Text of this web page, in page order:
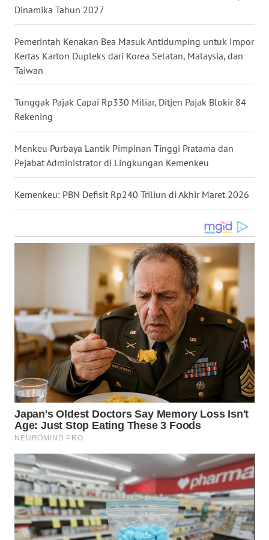
Dinamika Tahun 2027
Pemerintah Kenakan Bea Masuk Antidumping untuk Impor
Kertas Karton Dupleks dari Korea Selatan, Malaysia, dan
Taiwan
Tunggak Pajak Capai Rp330 Miliar, Ditjen Pajak Blokir 84
Rekening
Menkeu Purbaya Lantik Pimpinan Tinggi Pratama dan
Pejabat Administrator di Lingkungan Kemenkeu
Kemenkeu: PBN Defisit Rp240 Triliun di Akhir Maret 2026
SULSEL
WN
GORONTALO
WN
SULUT
WN
MALUKU
WN
WN
DANAU
TOBA
WN
NIAS
WN
WN
TAPANULI
SELATAN
WN